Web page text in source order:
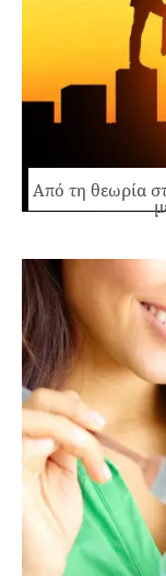
Από τη θεωρία